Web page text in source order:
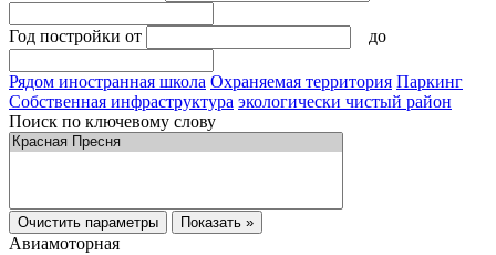
Год постройки от до
Рядом иностранная школа Охраняемая территория Паркинг
Собственная инфраструктура экологически чистый район
Поиск по ключевому слову
Очистить параметры Показать »
Авиамоторная